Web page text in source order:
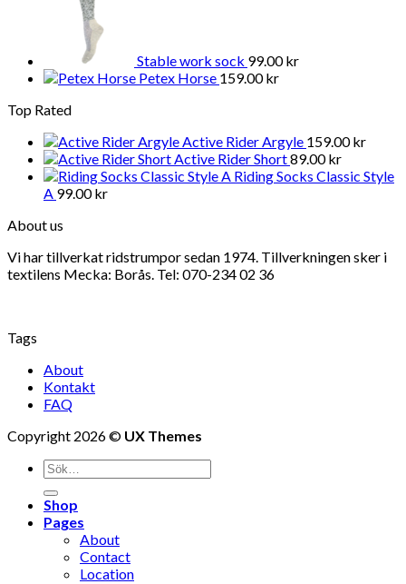
Stable work sock 99.00kr
Petex Horse 159.00kr
Top Rated
Active Rider Argyle 159.00kr
Active Rider Short89.00kr
Riding Socks Classic Style
A 99.00kr
About us
Vi har tillverkat ridstrumpor sedan 1974. Tillverkningen sker i
textilens Mecka: Borås. Tel: 070-234 02 36
Tags
About
Kontakt
FAQ
Copyright 2026 © UX Themes
Shop
Pages
About
Contact
Location